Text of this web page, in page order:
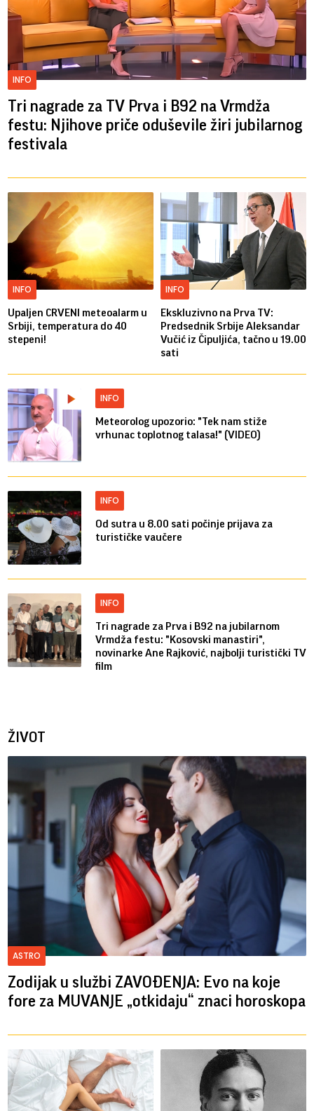
INFO
Tri nagrade za TV Prva i B92 na Vrmdža
festu: Njihove priče oduševile žiri jubilarnog
festivala
INFO
Upaljen CRVENI meteoalarm u
Srbiji, temperatura do 40
stepeni!
INFO
Ekskluzivno na Prva TV:
Predsednik Srbije Aleksandar
Vučić iz Čipuljića, tačno u 19.00
sati
INFO
Meteorolog upozorio: "Tek nam stiže
vrhunac toplotnog talasa!" (VIDEO)
INFO
Od sutra u 8.00 sati počinje prijava za
turističke vaučere
INFO
Tri nagrade za Prva i B92 na jubilarnom
Vrmdža festu: "Kosovski manastiri",
novinarke Ane Rajković, najbolji turistički TV
film
ŽIVOT
ASTRO
Zodijak u službi ZAVOĐENJA: Evo na koje
fore za MUVANJE „otkidaju“ znaci horoskopa